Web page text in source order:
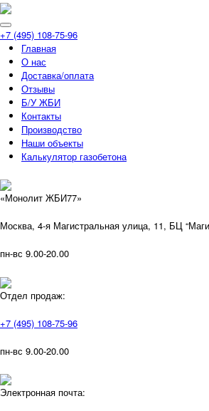
+7 (495) 108-75-96
Главная
О нас
Доставка/оплата
Отзывы
Б/У ЖБИ
Контакты
Производство
Наши объекты
Калькулятор газобетона
«Монолит ЖБИ77»
Москва, 4-я Магистральная улица, 11, ​БЦ
пн-вс 9.00-20.00
Отдел продаж:
+7 (495) 108-75-96
пн-вс 9.00-20.00
Электронная почта: